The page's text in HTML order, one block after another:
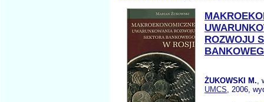
ROZWOJU
ŻUKOWSKI M.,
UMCS, 2006,